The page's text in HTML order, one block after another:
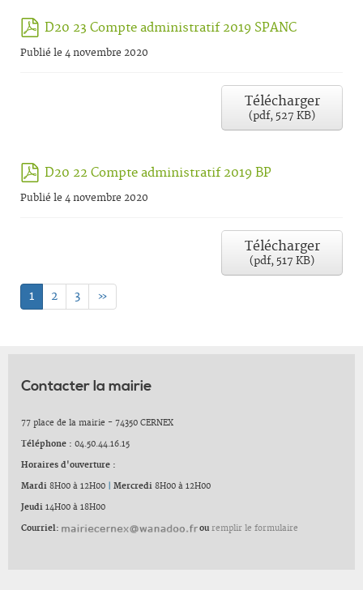
pdf
D20 23 Compte administratif 2019 SPANC
Publié le 4 novembre 2020
Télécharger
(pdf,527 KB)
pdf
D20 22 Compte administratif 2019 BP
Publié le 4 novembre 2020
Télécharger
(pdf,517 KB)
1 2 3 »
Contacter la mairie
77 place de la mairie - 74350 CERNEX
Téléphone : 04.50.44.16.15
Horaires d'ouverture :
Mardi 8H00 à 12H00 Mercredi 8H00 à 12H00
Jeudi 14H00 à 18H00
Courriel: ou remplir le formulaire